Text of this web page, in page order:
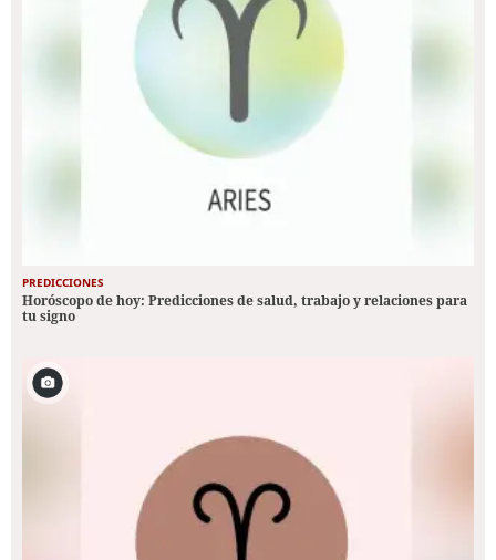
PREDICCIONES
Horóscopo de hoy: Predicciones de salud, trabajo y relaciones para
tu signo